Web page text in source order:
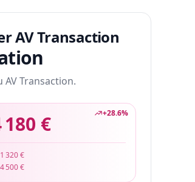
AV Transaction
AV Transaction.
+28.6%
180 €
1 320 €
4 500 €